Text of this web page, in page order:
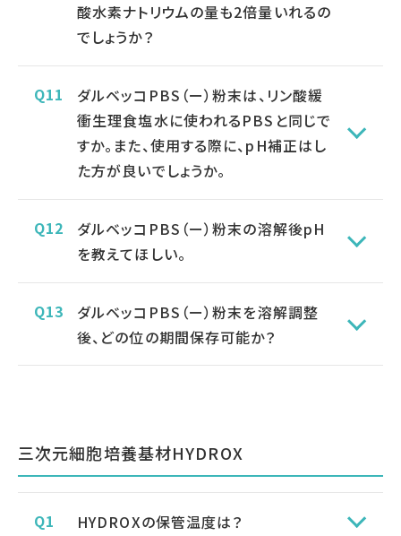
酸水素ナトリウムの量も2倍量いれるの
でしょうか？
ダルベッコPBS（ー）粉末は、リン酸緩
衝生理食塩水に使われるPBSと同じで
すか。また、使用する際に、pH補正はし
た方が良いでしょうか。
ダルベッコPBS（ー）粉末の溶解後pH
を教えてほしい。
ダルベッコPBS（ー）粉末を溶解調整
後、どの位の期間保存可能か？
三次元細胞培養基材HYDROX
HYDROXの保管温度は？